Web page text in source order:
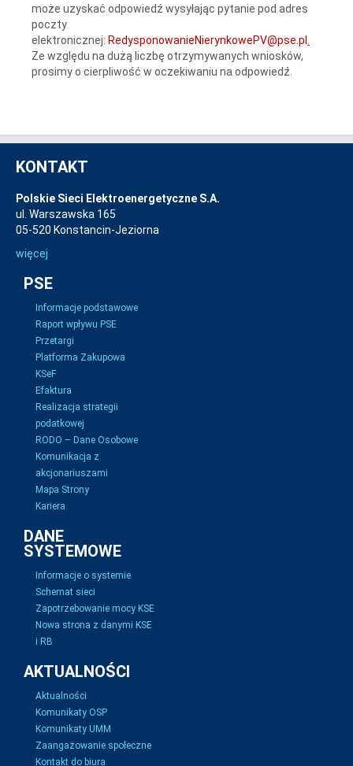
może uzyskać odpowiedź wysyłając pytanie pod adres
poczty
elektronicznej: RedysponowanieNierynkowePV@pse.pl
Ze względu na dużą liczbę otrzymywanych wniosków,
prosimy o cierpliwość w oczekiwaniu na odpowiedź.
KONTAKT
Polskie Sieci Elektroenergetyczne S.A.
ul. Warszawska 165
05-520 Konstancin-Jeziorna
więcej
PSE
Informacje podstawowe
Raport wpływu PSE
Przetargi
Platforma Zakupowa
KSeF
Efaktura
Realizacja strategii
podatkowej
RODO – Dane Osobowe
Komunikacja z
akcjonariuszami
Mapa Strony
Kariera
DANE
SYSTEMOWE
Informacje o systemie
Schemat sieci
Zapotrzebowanie mocy KSE
Nowa strona z danymi KSE
i RB
AKTUALNOŚCI
Aktualności
Komunikaty OSP
Komunikaty UMM
Zaangażowanie społeczne
Kontakt do biura